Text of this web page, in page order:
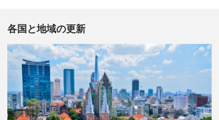
各国と地域の更新